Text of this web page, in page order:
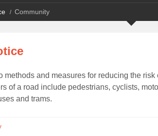
Community
methods and measures for reducing the
of a road include pedestrians, cyclists,
and trams.